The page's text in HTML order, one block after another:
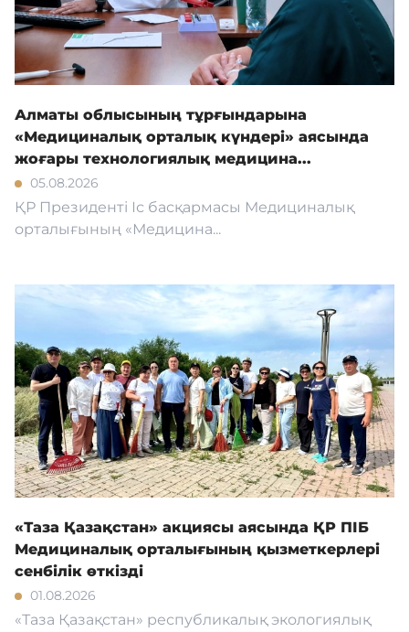
Алматы облысының тұрғындарына
«Медициналық орталық күндері» аясында
жоғары технологиялық медицина...
05.08.2026
ҚР Президенті Іс басқармасы Медициналық
орталығының «Медицина...
«Таза Қазақстан» акциясы аясында ҚР ПІБ
Медициналық орталығының қызметкерлері
сенбілік өткізді
01.08.2026
«Таза Қазақстан» республикалық экологиялық